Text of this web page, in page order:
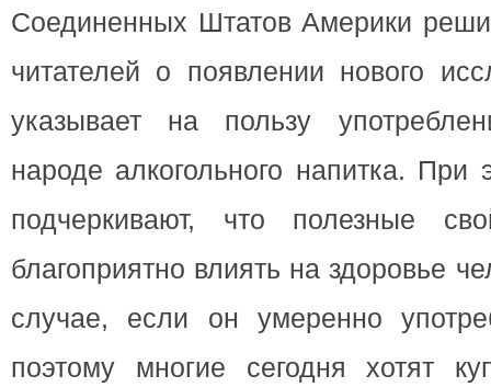
Соединенных Штатов Америки
читателей о появлении нового
указывает на пользу
народе алкогольного напитка. При
подчеркивают, что полезные
благоприятно влиять на здоровье
случае, если он умеренно
поэтому многие сегодня хотят